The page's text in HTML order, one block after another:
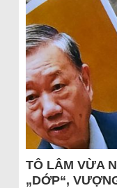
TÔ LÂM VỪA
„DỚP“,